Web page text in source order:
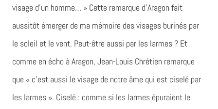
visage d’un homme… » Cette remarque d’Aragon fait
aussitôt émerger de ma mémoire des visages burinés par
le soleil et le vent. Peut-être aussi par les larmes ? Et
comme en écho à Aragon, Jean-Louis Chrétien remarque
que « c’est aussi le visage de notre âme qui est ciselé par
les larmes ». Ciselé : comme si les larmes épuraient le